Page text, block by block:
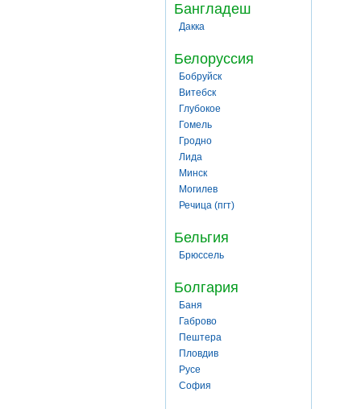
Бангладеш
Дакка
Белоруссия
Бобруйск
Витебск
Глубокое
Гомель
Гродно
Лида
Минск
Могилев
Речица (пгт)
Бельгия
Брюссель
Болгария
Баня
Габрово
Пештера
Пловдив
Русе
София